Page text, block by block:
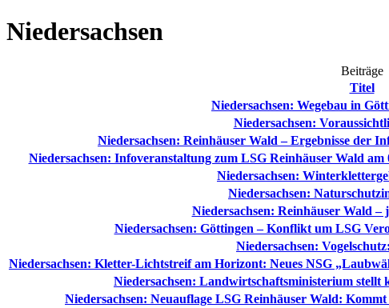
Niedersachsen
Beiträge
Titel
Niedersachsen: Wegebau in
Niedersachsen:
Niedersachsen: Reinhäuser Wald – Ergebnisse der
Niedersachsen: Infoveranstaltung zum LSG Reinhäuser Wald
Niedersachsen:
Niedersachsen:
Niedersachsen: Reinhäuser Wald
Niedersachsen: Göttingen – Konflikt um LSG
Niedersachsen:
Niedersachsen: Kletter-Lichtstreif am Horizont: Neues NSG
Niedersachsen: Landwirtschaftsministerium
Niedersachsen: Neuauflage LSG Reinhäuser Wald: